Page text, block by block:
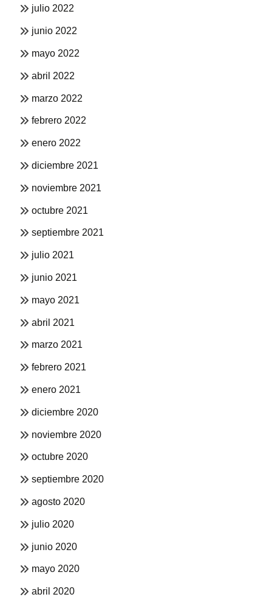
julio 2022
junio 2022
mayo 2022
abril 2022
marzo 2022
febrero 2022
enero 2022
diciembre 2021
noviembre 2021
octubre 2021
septiembre 2021
julio 2021
junio 2021
mayo 2021
abril 2021
marzo 2021
febrero 2021
enero 2021
diciembre 2020
noviembre 2020
octubre 2020
septiembre 2020
agosto 2020
julio 2020
junio 2020
mayo 2020
abril 2020